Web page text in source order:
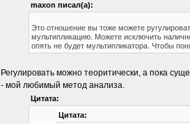
maxon писал(а):
Это отношение вы тоже можете
мультипликацию. Можете исключить
опять не будет мультипликатора. Чтобы
Регулировать можно теоритически, а пока
- мой любимый метод анализа.
Цитата:
Цитата: